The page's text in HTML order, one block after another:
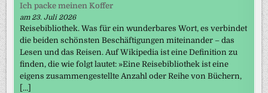
Ich packe meinen Koffer
am 23. Juli 2026
Reisebibliothek. Was für ein wunderbares Wort, es verbindet
die beiden schönsten Beschäftigungen miteinander – das
Lesen und das Reisen. Auf Wikipedia ist eine Definition zu
finden, die wie folgt lautet: »Eine Reisebibliothek ist eine
eigens zusammengestellte Anzahl oder Reihe von Büchern,
[…]